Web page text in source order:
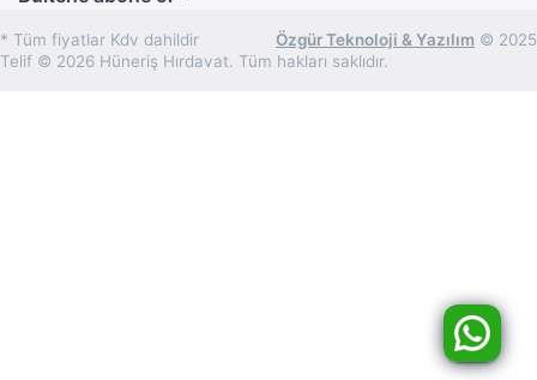
* Tüm fiyatlar Kdv dahildir Özgür Teknoloji & Yazılım © 2025
Telif © 2026 Hüneriş Hırdavat. Tüm hakları saklıdır.